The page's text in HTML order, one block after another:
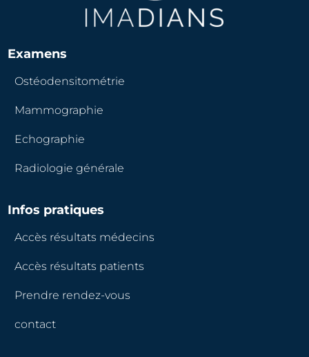
Examens
Ostéodensitométrie
Mammographie
Echographie
Radiologie générale
Infos pratiques
Accès résultats médecins
Accès résultats patients
Prendre rendez-vous
contact